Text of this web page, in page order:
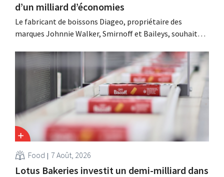
d’un milliard d’économies
Le fabricant de boissons Diageo, propriétaire des
marques Johnnie Walker, Smirnoff et Baileys, souhaite,
considérablement ses coûts tout en investissant dans la
croissance, notamment pour Guinness et les cocktails
prêts à boire.
Food 7 Août, 2026
Lotus Bakeries investit un demi-milliard dans